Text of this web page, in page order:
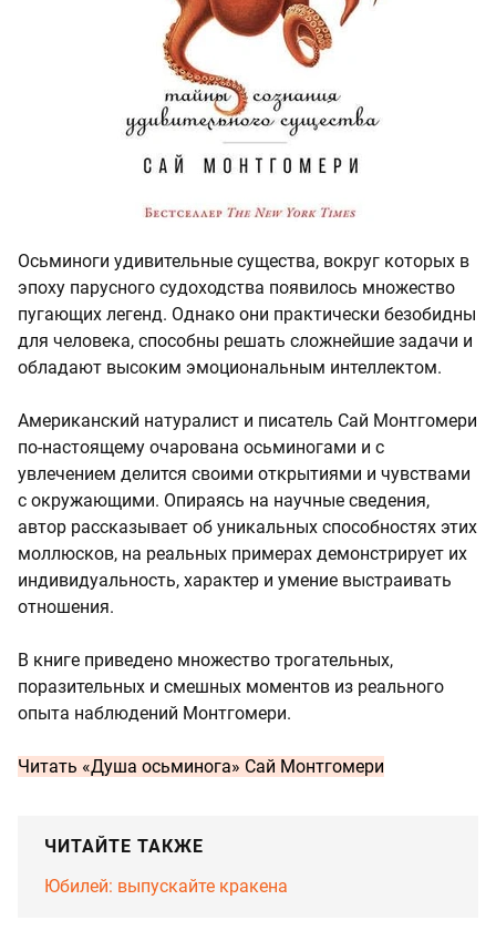
Осьминоги удивительные существа, вокруг которых в
эпоху парусного судоходства появилось множество
пугающих легенд. Однако они практически безобидны
для человека, способны решать сложнейшие задачи и
обладают высоким эмоциональным интеллектом.
Американский натуралист и писатель Сай Монтгомери
по-настоящему очарована осьминогами и с
увлечением делится своими открытиями и чувствами
с окружающими. Опираясь на научные сведения,
автор рассказывает об уникальных способностях этих
моллюсков, на реальных примерах демонстрирует их
индивидуальность, характер и умение выстраивать
отношения.
В книге приведено множество трогательных,
поразительных и смешных моментов из реального
опыта наблюдений Монтгомери.
Читать «Душа осьминога» Сай Монтгомери
ЧИТАЙТЕ ТАКЖЕ
Юбилей: выпускайте кракена